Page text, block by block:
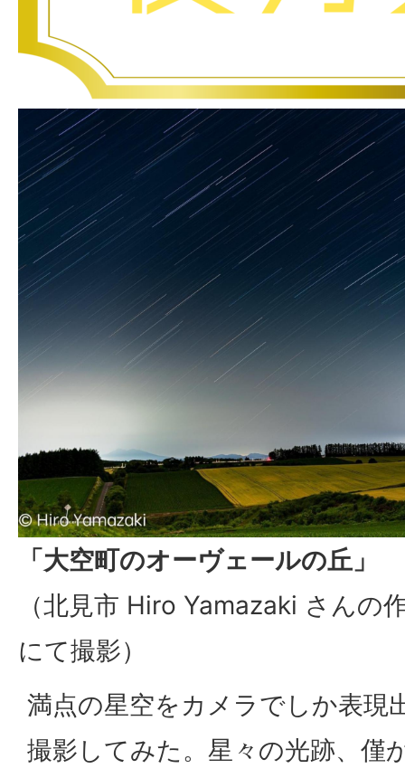
「大空町のオーヴェールの丘」
（北見市 Hiro Yamazaki さんの
にて撮影）
満点の星空をカメラでしか表現
撮影してみた。星々の光跡、僅